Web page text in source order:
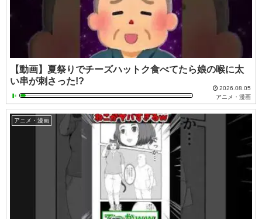
【動画】夏祭りでチーズハットク食べてたら娘の喉に太
い串が刺さった!?
2026.08.05
アニメ・漫画
アニメ・漫画